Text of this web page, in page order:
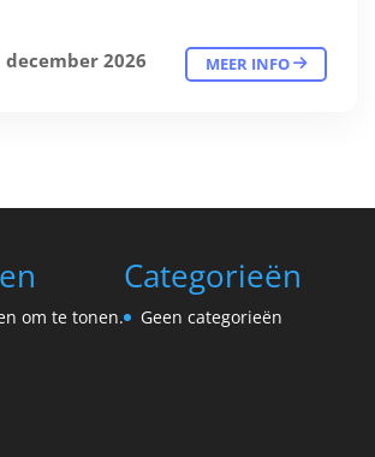
december 2026 MEER INFO
om te tonen.
Categorieën
Geen categorieën